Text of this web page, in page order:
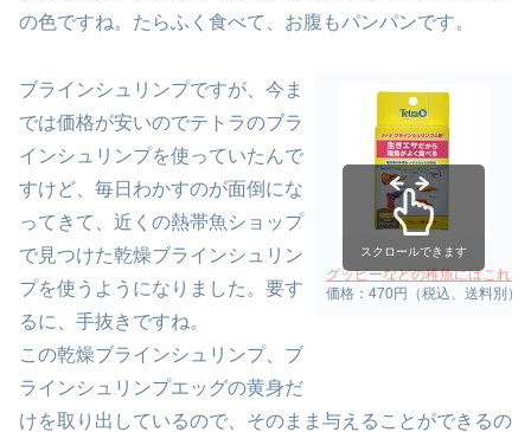
の色ですね。たらふく食べて、お腹もパンパンです。
グッピーなどの稚魚にはこれ
価格：470円（税込、送料別）
スクロールできます
ブラインシュリンプですが、今ま
では価格が安いのでテトラのブラ
インシュリンプを使っていたんで
すけど、毎日わかすのが面倒にな
ってきて、近くの熱帯魚ショップ
で見つけた乾燥ブラインシュリン
プを使うようになりました。要す
るに、手抜きですね。
この乾燥ブラインシュリンプ、ブ
ラインシュリンプエッグの黄身だ
けを取り出しているので、そのまま与えることができるの